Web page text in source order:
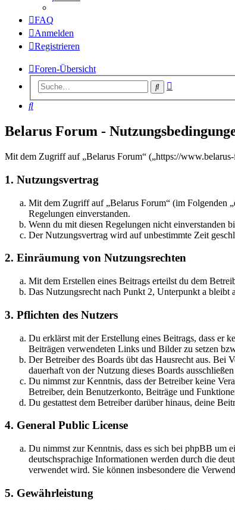
FAQ
Anmelden
Registrieren
Foren-Übersicht
Suche
Suche
Belarus Forum -
Mit dem Zugriff auf „Belarus Forum“ („https://
1. Nutzungsvertrag
Mit dem Zugriff auf „Belarus Forum“ (im Folgenden
Regelungen einverstanden.
Wenn du mit diesen Regelungen nicht einverstanden
Der Nutzungsvertrag wird auf unbestimmte Zeit
2. Einräumung von Nutzungsrechten
Mit dem Erstellen eines Beitrags erteilst du dem
Das Nutzungsrecht nach Punkt 2, Unterpunkt a bleibt
3. Pflichten des Nutzers
Du erklärst mit der Erstellung eines Beitrags, dass er
Beiträgen verwendeten Links und Bilder zu setzen
Der Betreiber des Boards übt das Hausrecht aus. Bei
dauerhaft von der Nutzung dieses Boards
Du nimmst zur Kenntnis, dass der Betreiber keine
Betreiber, dein Benutzerkonto, Beiträge und
Du gestattest dem Betreiber darüber hinaus, deine
4. General Public License
Du nimmst zur Kenntnis, dass es sich bei phpBB um
deutschsprachige Informationen werden durch die
verwendet wird. Sie können insbesondere die
5. Gewährleistung